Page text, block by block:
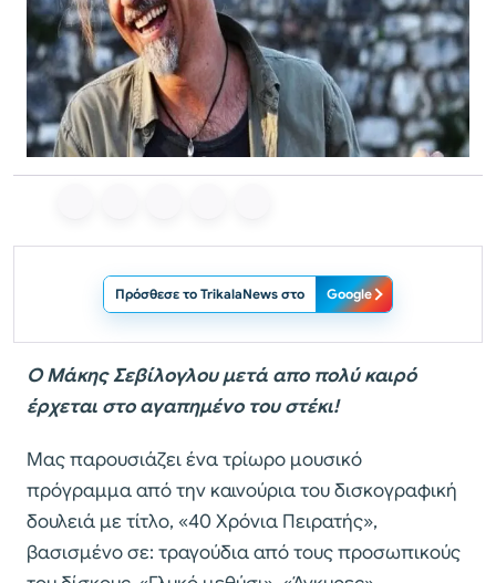
Πρόσθεσε το TrikalaNews στο Google
Ο Μάκης Σεβίλογλου μετά απο πολύ καιρό
έρχεται στο αγαπημένο του στέκι!
Μας παρουσιάζει ένα τρίωρο μουσικό
πρόγραμμα από την καινούρια του δισκογραφική
δουλειά με τίτλο, «40 Χρόνια Πειρατής»,
βασισμένο σε: τραγούδια από τους προσωπικούς